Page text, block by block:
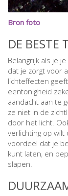
Bron foto
DE BESTE
Belangrijk als je
dat je zorgt voor
lichteffecten
eentonigheid
aandacht aan te
ze niet in de
door het licht.
verlichting op
voordeel dat je
kunt laten, en
slapen.